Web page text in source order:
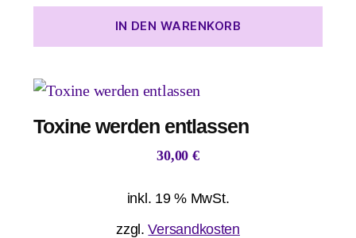
IN DEN WARENKORB
Toxine werden entlassen
30,00 €
inkl. 19 % MwSt.
zzgl.Versandkosten